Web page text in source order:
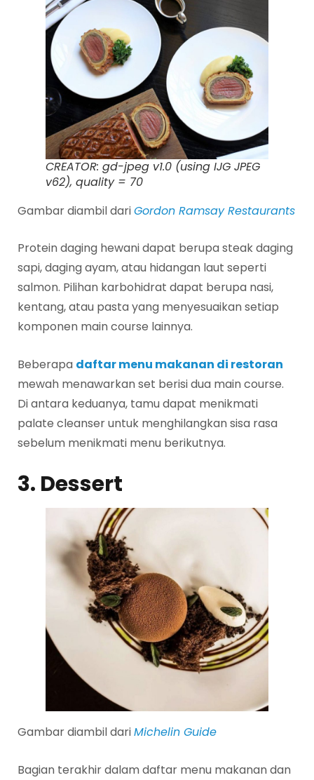
CREATOR: gd-jpeg v1.0 (using IJG JPEG
v62), quality = 70
Gambar diambil dariGordon Ramsay Restaurants
Protein daging hewani dapat berupa steak daging
sapi, daging ayam, atau hidangan laut seperti
salmon. Pilihan karbohidrat dapat berupa nasi,
kentang, atau pasta yang menyesuaikan setiap
komponen main course lainnya.
Beberapa daftar menu makanan di restoran
mewah menawarkan set berisi dua main course.
Di antara keduanya, tamu dapat menikmati
palate cleanser untuk menghilangkan sisa rasa
sebelum menikmati menu berikutnya.
3. Dessert
Gambar diambil dariMichelin Guide
Bagian terakhir dalam daftar menu makanan dan